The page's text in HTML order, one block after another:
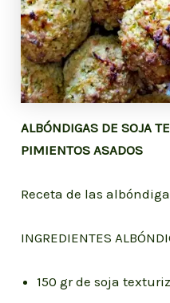
ALBÓNDIGAS DE SOJA
PIMIENTOS ASADOS
Receta de las
INGREDIENTES
150 gr de soja